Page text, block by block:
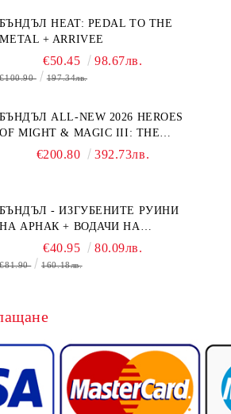
БЪНДЪЛ HEAT: PEDAL TO THE
METAL + ARRIVEE
€50.45 98.67лв.
€100.90 197.34лв.
БЪНДЪЛ ALL-NEW 2026 HEROES
OF MIGHT & MAGIC III: THE
BOARD GAME EXPANSIONS -
€200.80 392.73лв.
БЪНДЪЛ - ИЗГУБЕНИТЕ РУИНИ
НА АРНАК + ВОДАЧИ НА
ЕКСПЕДИЦИИ + ПРОМО КАРТИ
БЕЗПЛАТНО
€40.95 80.09лв.
€81.90 160.18лв.